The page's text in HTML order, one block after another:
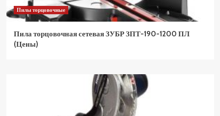
Пилы торцовочные
Пила торцовочная сетевая ЗУБР ЗПТ-190-1200 ПЛ
(Цены)